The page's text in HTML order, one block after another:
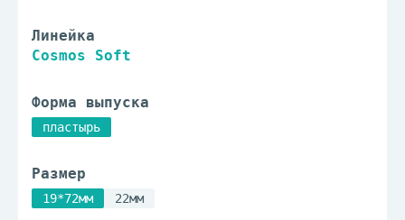
Линейка
Cosmos Soft
Форма выпуска
пластырь
Размер
19*72мм 22мм